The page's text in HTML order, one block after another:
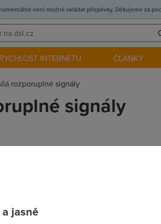
není možné vkládat příspěvky. Děkujeme za
RYCHLOST INTERNETU ČLÁNKY
rozporuplné signály
signály
Přesto jsou signály, přicházející z
rivalita vůči zemi za Kanálem svou intenzitu
jasně